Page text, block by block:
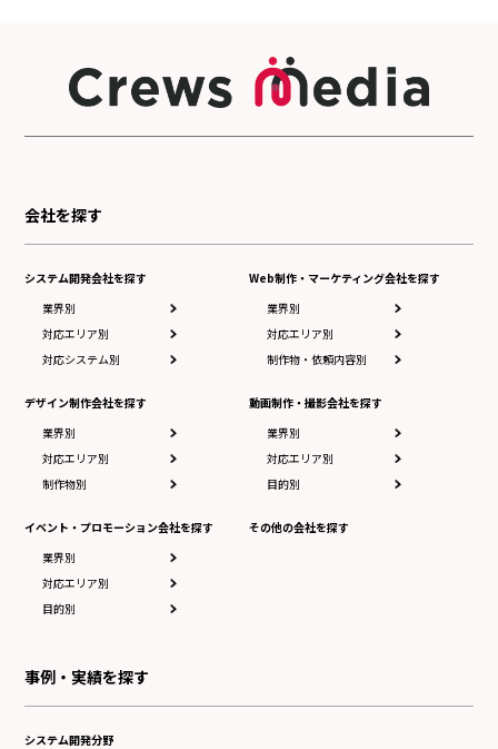
会社を探す
システム開発会社を探す
業界別
対応エリア別
対応システム別
デザイン制作会社を探す
業界別
対応エリア別
制作物別
イベント・プロモーション会社を探す
業界別
対応エリア別
目的別
Web制作・マーケティング会社を探す
業界別
対応エリア別
制作物・依頼内容別
動画制作・撮影会社を探す
業界別
対応エリア別
目的別
その他の会社を探す
事例・実績を探す
システム開発分野